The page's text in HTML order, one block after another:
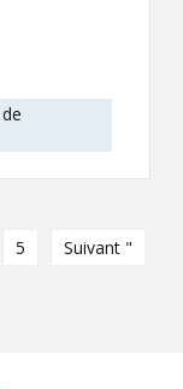
5 Suivant "